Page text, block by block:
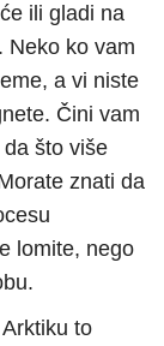
ili gladi na
Neko ko vam
a vi niste
Čini vam
što više
znati da
lomite, nego
to